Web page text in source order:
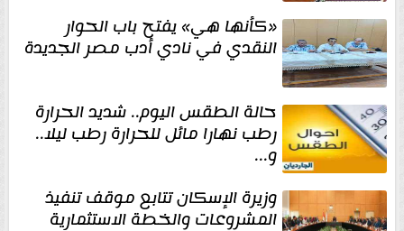
«كأنها هي» يفتح باب الحوار
النقدي في نادي أدب مصر الجديدة
حالة الطقس اليوم.. شديد الحرارة
رطب نهارا مائل للحرارة رطب ليلا..
و...
وزيرة الإسكان تتابع موقف تنفيذ
المشروعات والخطة الاستثمارية